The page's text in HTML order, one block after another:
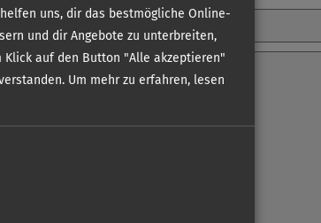
uns, dir das bestmögliche Online-
und dir Angebote zu unterbreiten,
auf den Button "Alle akzeptieren"
Um mehr zu erfahren, lesen